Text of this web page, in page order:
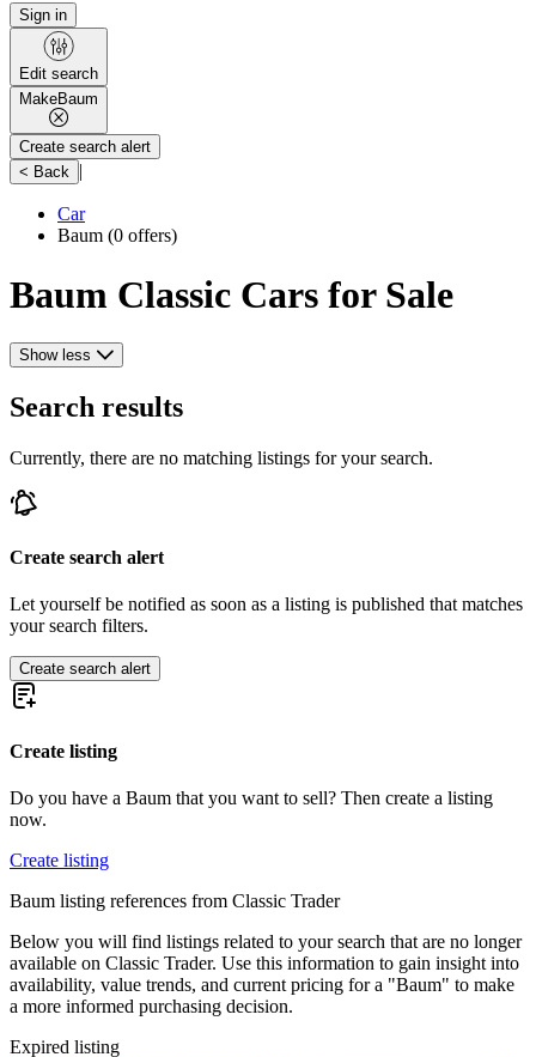
Sign in
Edit search
MakeBaum
Create search alert
< Back |
Car
Baum (0 offers)
Baum Classic Cars for Sale
Show less
Search results
Currently, there are no matching listings for your search.
Create search alert
Let yourself be notified as soon as a listing is published that matches
your search filters.
Create search alert
Create listing
Do you have a Baum that you want to sell? Then create a listing
now.
Create listing
Baum listing references from Classic Trader
Below you will find listings related to your search that are no longer
available on Classic Trader. Use this information to gain insight into
availability, value trends, and current pricing for a "Baum" to make
a more informed purchasing decision.
Expired listing